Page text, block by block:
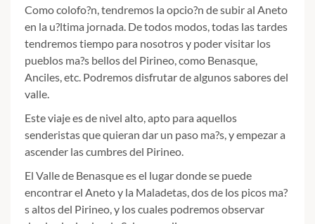
Como colofo?n, tendremos la opcio?n de subir al Aneto
en la u?ltima jornada. De todos modos, todas las tardes
tendremos tiempo para nosotros y poder visitar los
pueblos ma?s bellos del Pirineo, como Benasque,
Anciles, etc. Podremos disfrutar de algunos sabores del
valle.
Este viaje es de nivel alto, apto para aquellos
senderistas que quieran dar un paso ma?s, y empezar a
ascender las cumbres del Pirineo.
El Valle de Benasque es el lugar donde se puede
encontrar el Aneto y la Maladetas, dos de los picos ma?
s altos del Pirineo, y los cuales podremos observar